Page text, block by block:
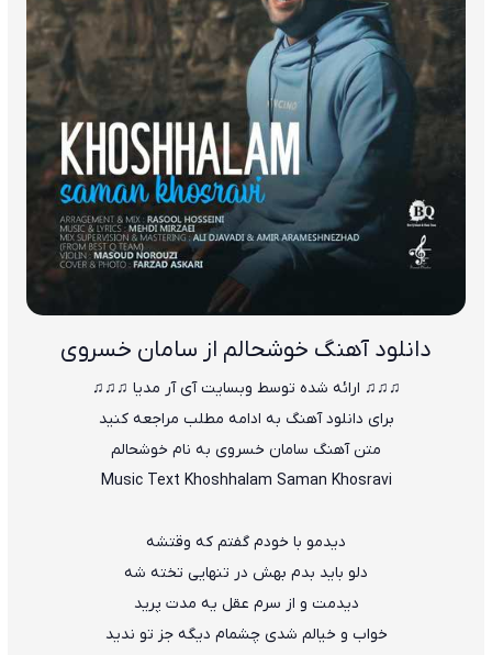
دانلود آهنگ خوشحالم از سامان خسروی
♫♫♫ ارائه شده توسط وبسایت آی آر مدیا ♫♫♫
برای دانلود آهنگ به ادامه مطلب مراجعه کنید
متن آهنگ سامان خسروی به نام خوشحالم
Music Text Khoshhalam Saman Khosravi
دیدمو با خودم گفتم که وقتشه
دلو باید بدم بهش در تنهایی تخته شه
دیدمت و از سرم عقل یه مدت پرید
خواب و خیالم شدی چشمام دیگه جز تو ندید